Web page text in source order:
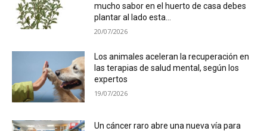
mucho sabor en el huerto de casa debes
plantar al lado esta...
20/07/2026
Los animales aceleran la recuperación en
las terapias de salud mental, según los
expertos
19/07/2026
Un cáncer raro abre una nueva vía para